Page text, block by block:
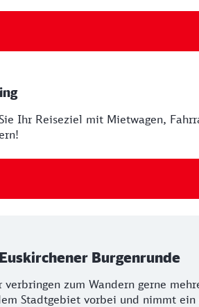
Ihr Reiseziel mit Mietwagen,
Burgenrunde
zum Wandern gerne
Stadtgebiet vorbei und nimmt ein